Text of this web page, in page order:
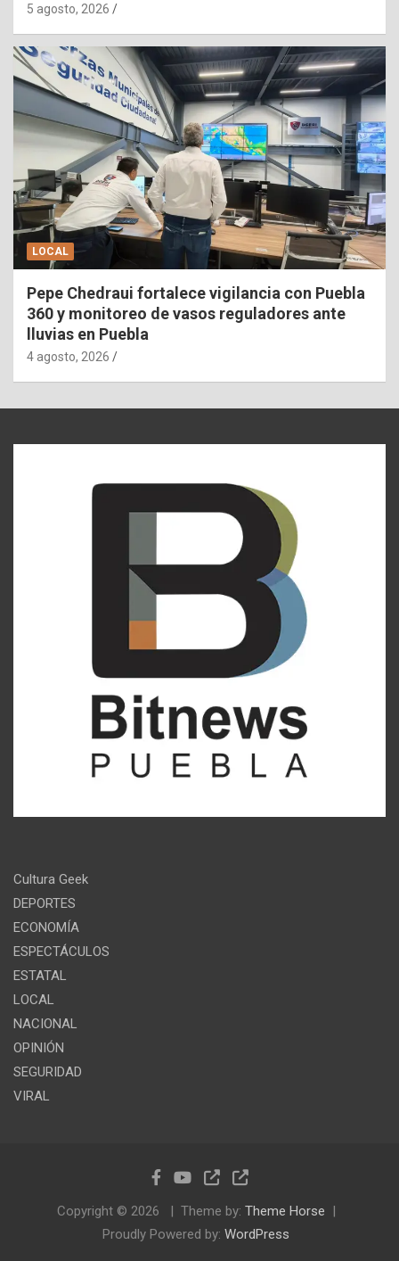
5 agosto, 2026
LOCAL
Pepe Chedraui fortalece vigilancia con Puebla
360 y monitoreo de vasos reguladores ante
lluvias en Puebla
4 agosto, 2026
Cultura Geek
DEPORTES
ECONOMÍA
ESPECTÁCULOS
ESTATAL
LOCAL
NACIONAL
OPINIÓN
SEGURIDAD
VIRAL
Copyright © 2026 Theme by: Theme Horse
Proudly Powered by: WordPress